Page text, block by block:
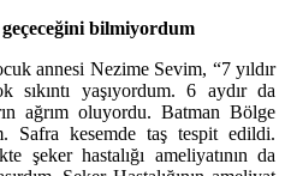
geçeceğini bilmiyordum
annesi Nezime Sevim, “7 yıldır
sıkıntı yaşıyordum. 6 aydır da
ağrım oluyordu. Batman Bölge
Safra kesemde taş tespit edildi.
şeker hastalığı ameliyatının da